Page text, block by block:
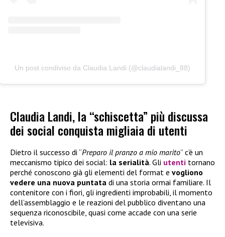
Un post condiviso da Claudia Landi (@claudialandi_88)
Claudia Landi, la “schiscetta” più discussa
dei social conquista migliaia di utenti
Dietro il successo di “Preparo il pranzo a mio marito” c’è un
meccanismo tipico dei social: la serialità. Gli utenti tornano
perché conoscono già gli elementi del format e vogliono
vedere una nuova puntata di una storia ormai familiare. Il
contenitore con i fiori, gli ingredienti improbabili, il momento
dell’assemblaggio e le reazioni del pubblico diventano una
sequenza riconoscibile, quasi come accade con una serie
televisiva.